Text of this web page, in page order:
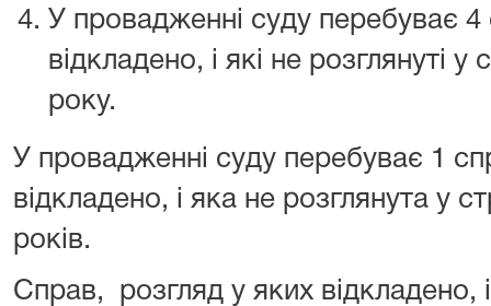
У провадженні суду перебуває 4
відкладено, і які не розглянуті
року.
У провадженні суду перебуває 1
відкладено, і яка не розглянута у
років.
Справ, розгляд у яких відкладено,